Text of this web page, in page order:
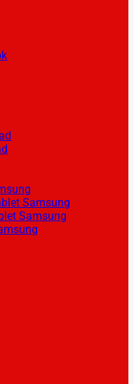
Samsung
Samsung